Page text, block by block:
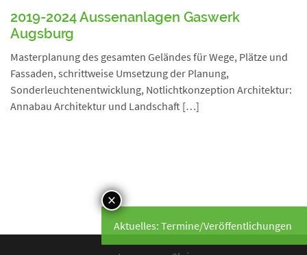
2019-2024 Aussenanlagen Gaswerk
Augsburg
Masterplanung des gesamten Geländes für Wege, Plätze und
Fassaden, schrittweise Umsetzung der Planung,
Sonderleuchtenentwicklung, Notlichtkonzeption Architektur:
Annabau Architektur und Landschaft […]
Aktuelles: Termine/Veröffentlichungen